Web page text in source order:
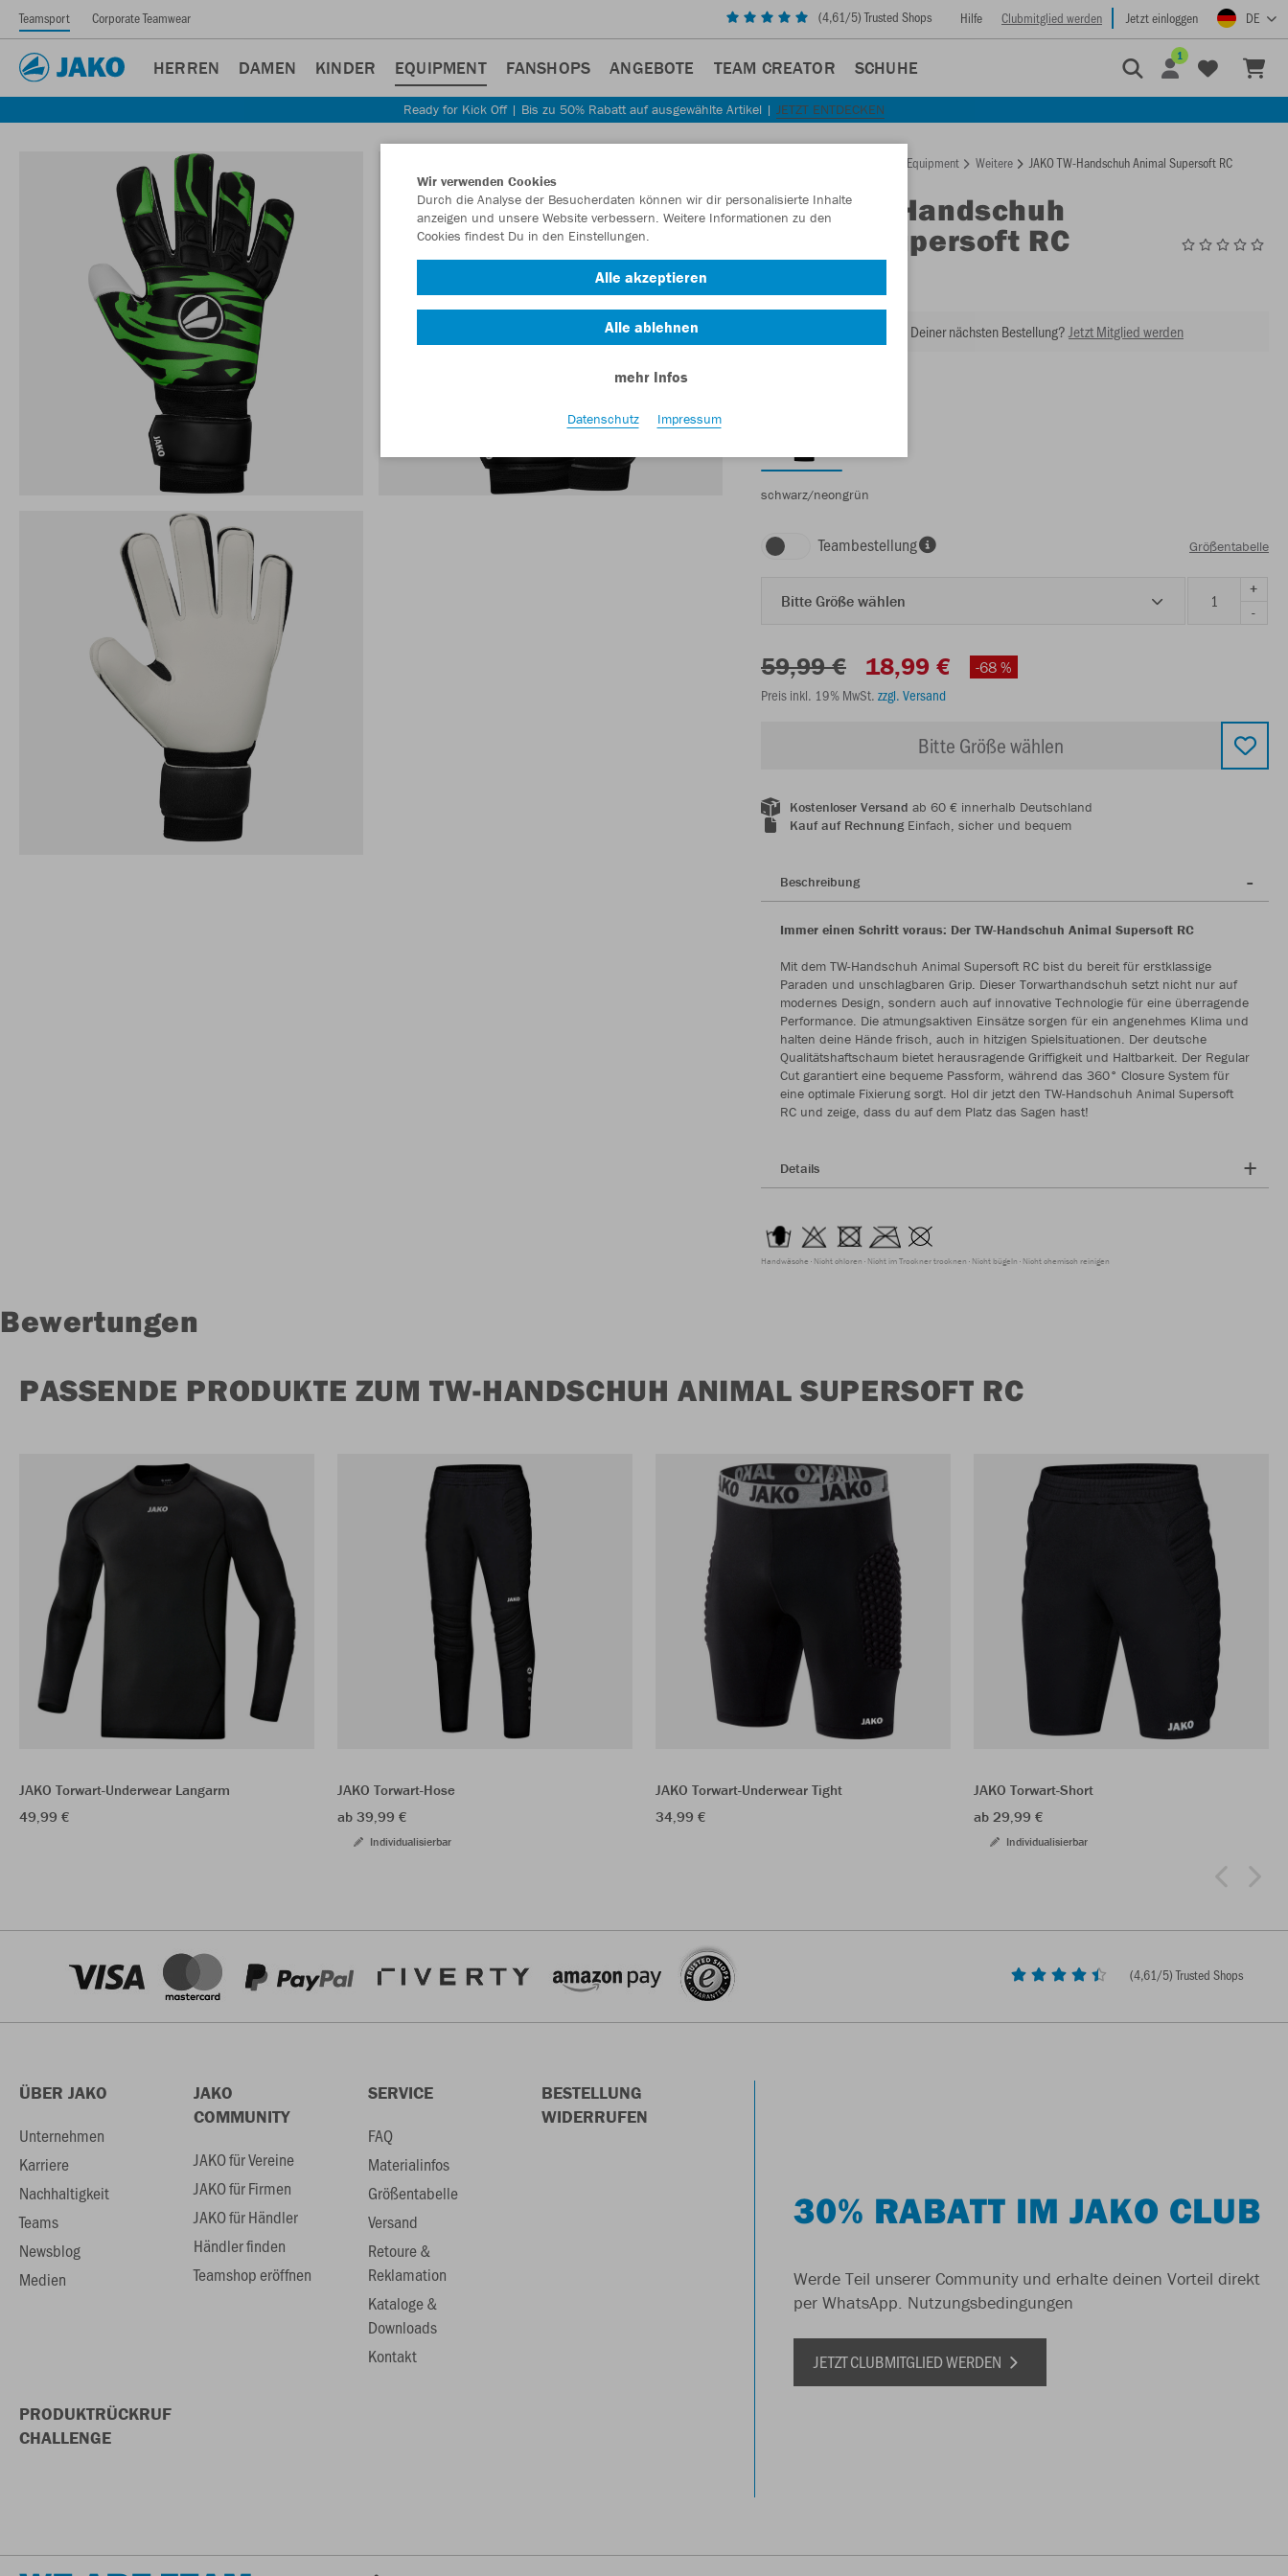
Teamsport Corporate Teamwear (4,61/5) Trusted Shops Hilfe Clubmitglied werden Jetzt einloggen DE
HERREN DAMEN KINDER EQUIPMENT FANSHOPS ANGEBOTE TEAM CREATOR SCHUHE
1
Ready for Kick Off | Bis zu 50% Rabatt auf ausgewählte Artikel | JETZT ENTDECKEN
Equipment Weitere JAKO TW-Handschuh Animal Supersoft RC
JAKOTW-Handschuh
Animal Supersoft RC
Lust auf 30% Rabatt bei Deiner nächsten Bestellung? Jetzt Mitglied werden
schwarz/neongrün
Teambestellung Größentabelle
Bitte Größe wählen
+
-
59,99 € 18,99 €
-68 %
Preis inkl. 19% MwSt. zzgl. Versand
Bitte Größe wählen
Kostenloser Versand ab 60 € innerhalb Deutschland
Kauf auf RechnungEinfach, sicher und bequem
Beschreibung
Immer einen Schritt voraus: Der TW-Handschuh Animal Supersoft RC
Mit dem TW-Handschuh Animal Supersoft RC bist du bereit für erstklassige
Paraden und unschlagbaren Grip. Dieser Torwarthandschuh setzt nicht nur auf
modernes Design, sondern auch auf innovative Technologie für eine überragende
Performance. Die atmungsaktiven Einsätze sorgen für ein angenehmes Klima und
halten deine Hände frisch, auch in hitzigen Spielsituationen. Der deutsche
Qualitätshaftschaum bietet herausragende Griffigkeit und Haltbarkeit. Der Regular
Cut garantiert eine bequeme Passform, während das 360° Closure System für
eine optimale Fixierung sorgt. Hol dir jetzt den TW-Handschuh Animal Supersoft
RC und zeige, dass du auf dem Platz das Sagen hast!
Details
Handwäsche Nicht chloren Nicht im Trockner trocknen Nicht bügeln Nicht chemisch reinigen
Bewertungen
PASSENDE PRODUKTE ZUM TW-HANDSCHUH ANIMAL SUPERSOFT RC
JAKO Torwart-Underwear Langarm
49,99 €
JAKO Torwart-Hose
ab 39,99 €
Individualisierbar
JAKO Torwart-Underwear Tight
34,99 €
JAKO Torwart-Short
ab 29,99 €
Individualisierbar
(4,61/5) Trusted Shops
ÜBER JAKO
Unternehmen
Karriere
Nachhaltigkeit
Teams
Newsblog
Medien
JAKO
COMMUNITY
JAKO für Vereine
JAKO für Firmen
JAKO für Händler
Händler finden
Teamshop eröffnen
SERVICE
FAQ
Materialinfos
Größentabelle
Versand
Retoure &
Reklamation
Kataloge &
Downloads
Kontakt
BESTELLUNG
WIDERRUFEN
PRODUKTRÜCKRUF
CHALLENGE
30% RABATT IM JAKO CLUB
Werde Teil unserer Community und erhalte deinen Vorteil direkt
per WhatsApp. Nutzungsbedingungen
JETZT CLUBMITGLIED WERDEN
Wir verwenden Cookies
Durch die Analyse der Besucherdaten können wir dir personalisierte Inhalte
anzeigen und unsere Website verbessern. Weitere Informationen zu den
Cookies findest Du in den Einstellungen.
Alle akzeptieren
Alle ablehnen
mehr Infos
Datenschutz Impressum